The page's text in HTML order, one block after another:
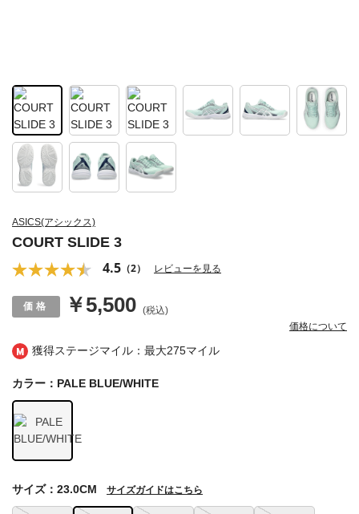
獲得ステージマイル：最大275マイル
ASICS(アシックス)
COURT SLIDE 3
4.5 （2） レビューを見る
￥5,500 (税込)
価格について
カラー：PALE BLUE/WHITE
サイズ：23.0CM サイズガイドはこちら